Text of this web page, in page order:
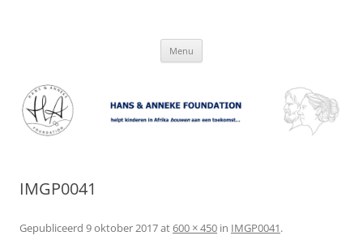
Menu
IMGP0041
Gepubliceerd 9 oktober 2017at600 × 450 in IMGP0041.